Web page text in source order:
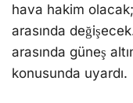
hava hakim
arasında
arasında güneş
konusunda uyardı.